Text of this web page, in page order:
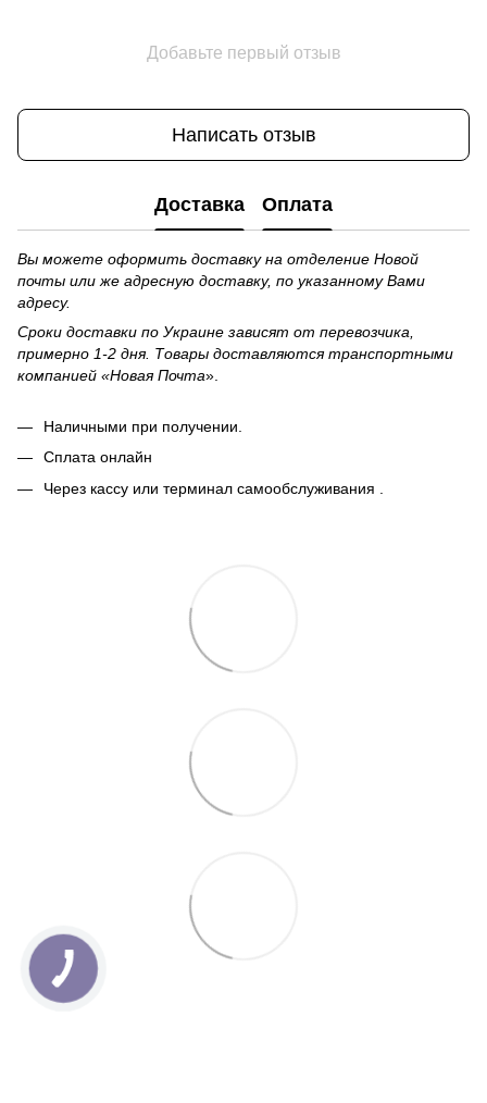
Добавьте первый отзыв
Написать отзыв
Доставка Оплата
Вы можете оформить доставку на отделение Новой
почты или же адресную доставку, по указанному Вами
адресу.
Сроки доставки по Украине зависят от перевозчика,
примерно 1-2 дня. Товары доставляются транспортными
компанией «Новая Почта».
Наличными при получении.
Сплата онлайн
Через кассу или терминал самообслуживания .